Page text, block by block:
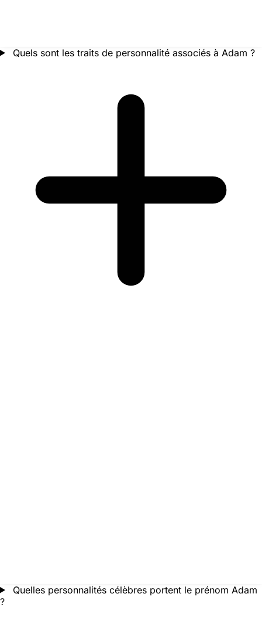
Quels sont les traits de personnalité associés à Adam ?
Quelles personnalités célèbres portent le prénom Adam
?